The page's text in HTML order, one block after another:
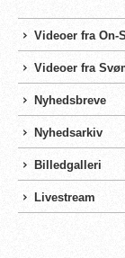
Videoer fra On-
Videoer fra
Nyhedsbreve
Nyhedsarkiv
Billedgalleri
Livestream